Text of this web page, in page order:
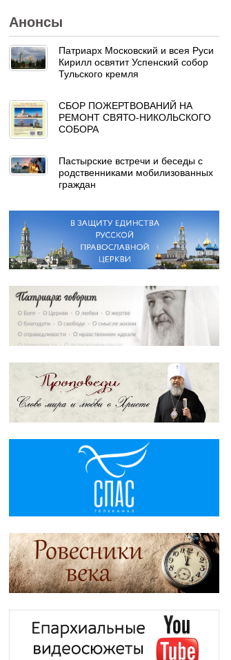
Анонсы
Патриарх Московский и всея Руси
Кирилл освятит Успенский собор
Тульского кремля
СБОР ПОЖЕРТВОВАНИЙ НА
РЕМОНТ СВЯТО-НИКОЛЬСКОГО
СОБОРА
Пастырские встречи и беседы с
родственниками мобилизованных
граждан